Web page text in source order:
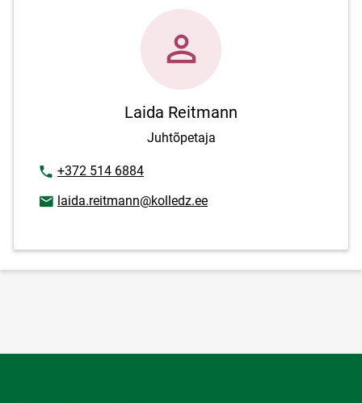
Laida Reitmann
Juhtõpetaja
Telefoninumber
+372 514 6884
E-posti aadress
laida.reitmann@kolledz.ee